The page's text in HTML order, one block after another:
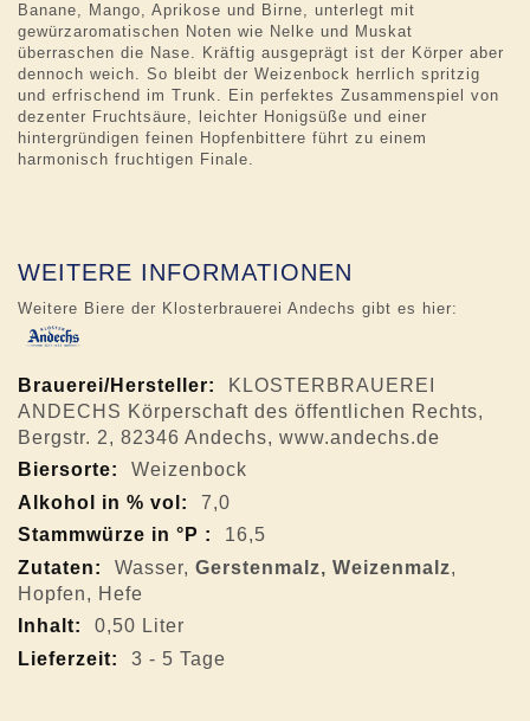
Banane, Mango, Aprikose und Birne, unterlegt mit
gewürzaromatischen Noten wie Nelke und Muskat
überraschen die Nase. Kräftig ausgeprägt ist der Körper aber
dennoch weich. So bleibt der Weizenbock herrlich spritzig
und erfrischend im Trunk. Ein perfektes Zusammenspiel von
dezenter Fruchtsäure, leichter Honigsüße und einer
hintergründigen feinen Hopfenbittere führt zu einem
harmonisch fruchtigen Finale.
WEITERE INFORMATIONEN
Weitere Biere der Klosterbrauerei Andechs gibt es hier:
Mehr
Informationen
KLOSTERBRAUEREI
ANDECHS Körperschaft des öffentlichen Rechts,
Bergstr. 2, 82346 Andechs, www.andechs.de
Weizenbock
7,0
16,5
Wasser, Gerstenmalz, Weizenmalz,
Hopfen, Hefe
0,50 Liter
3 - 5 Tage